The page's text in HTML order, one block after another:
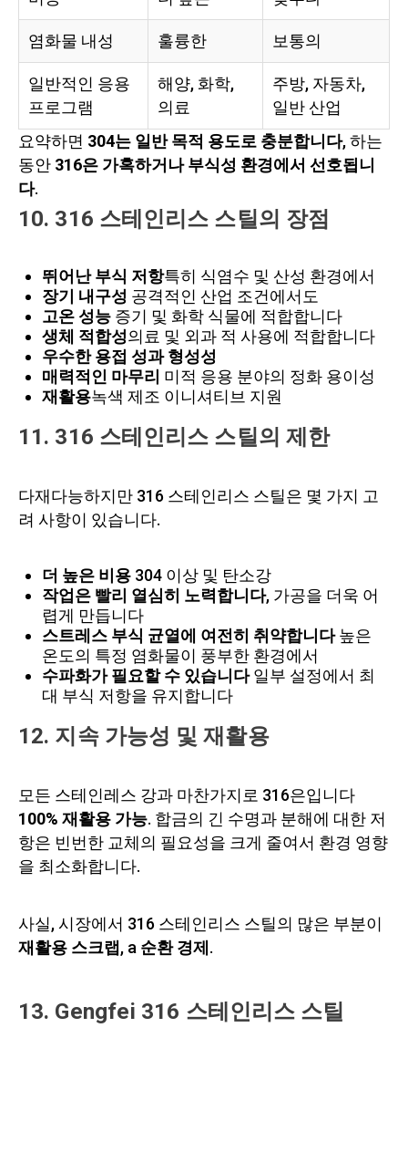
염화물 내성 훌륭한 보통의
일반적인 응용
프로그램
해양, 화학,
의료
주방, 자동차,
일반 산업
요약하면 304는 일반 목적 용도로 충분합니다, 하는
동안 316은 가혹하거나 부식성 환경에서 선호됩니
다.
10. 316 스테인리스 스틸의 장점
뛰어난 부식 저항특히 식염수 및 산성 환경에서
장기 내구성 공격적인 산업 조건에서도
고온 성능 증기 및 화학 식물에 적합합니다
생체 적합성의료 및 외과 적 사용에 적합합니다
우수한 용접 성과 형성성
매력적인 마무리 미적 응용 분야의 정화 용이성
재활용녹색 제조 이니셔티브 지원
11. 316 스테인리스 스틸의 제한
다재다능하지만 316 스테인리스 스틸은 몇 가지 고
려 사항이 있습니다.
더 높은 비용 304 이상 및 탄소강
작업은 빨리 열심히 노력합니다, 가공을 더욱 어
렵게 만듭니다
스트레스 부식 균열에 여전히 취약합니다높은
온도의 특정 염화물이 풍부한 환경에서
수파화가 필요할 수 있습니다일부 설정에서 최
대 부식 저항을 유지합니다
12. 지속 가능성 및 재활용
모든 스테인레스 강과 마찬가지로 316은입니다
100% 재활용 가능. 합금의 긴 수명과 분해에 대한 저
항은 빈번한 교체의 필요성을 크게 줄여서 환경 영향
을 최소화합니다.
사실, 시장에서 316 스테인리스 스틸의 많은 부분이
재활용 스크랩 , a 순환 경제 .
13. Gengfei 316 스테인리스 스틸